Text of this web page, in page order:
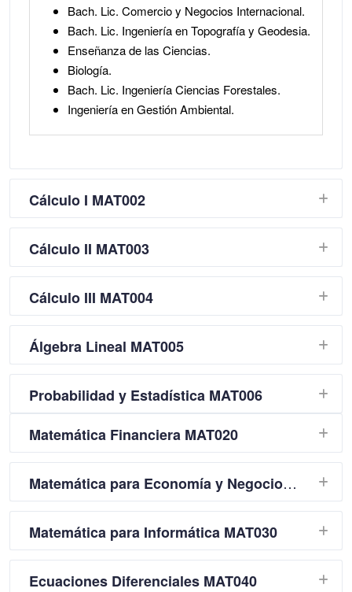
Bach. Lic. Comercio y Negocios Internacional.
Bach. Lic. Ingeniería en Topografía y Geodesia.
Enseñanza de las Ciencias.
Biología.
Bach. Lic. Ingeniería Ciencias Forestales.
Ingeniería en Gestión Ambiental.
Cálculo I MAT002
Cálculo II MAT003
Cálculo III MAT004
Álgebra Lineal MAT005
Probabilidad y Estadística MAT006
Matemática Financiera MAT020
Matemática para Economía y Negocios MAT021
Matemática para Informática MAT030
Ecuaciones Diferenciales MAT040